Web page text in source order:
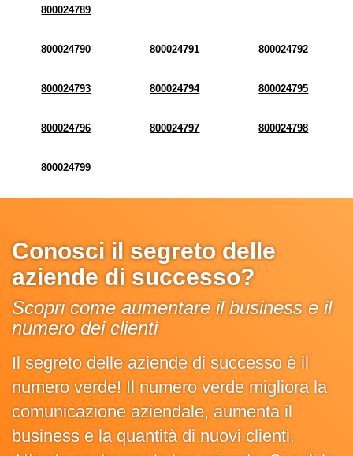
800024789
800024790 800024791 800024792
800024793 800024794 800024795
800024796 800024797 800024798
800024799
Conosci il segreto delle
aziende di successo?
Scopri come aumentare il business e il
numero dei clienti
Il segreto delle aziende di successo è il
numero verde! Il numero verde migliora la
comunicazione aziendale, aumenta il
business e la quantità di nuovi clienti.